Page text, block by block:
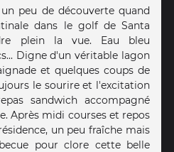
peu de découverte quand
dans le golf de Santa
plein la vue. Eau bleu
Digne d'un véritable lagon
et quelques coups de
le sourire et l'excitation
sandwich accompagné
Après midi courses et repos
un peu fraîche mais
pour clore cette belle